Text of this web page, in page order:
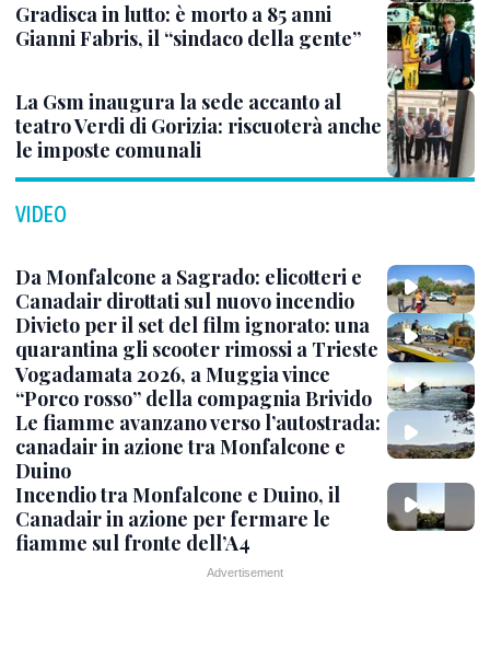
Gradisca in lutto: è morto a 85 anni
Gianni Fabris, il “sindaco della gente”
La Gsm inaugura la sede accanto al
teatro Verdi di Gorizia: riscuoterà anche
le imposte comunali
VIDEO
Da Monfalcone a Sagrado: elicotteri e
Canadair dirottati sul nuovo incendio
Divieto per il set del film ignorato: una
quarantina gli scooter rimossi a Trieste
Vogadamata 2026, a Muggia vince
“Porco rosso” della compagnia Brivido
Le fiamme avanzano verso l’autostrada:
canadair in azione tra Monfalcone e
Duino
Incendio tra Monfalcone e Duino, il
Canadair in azione per fermare le
fiamme sul fronte dell’A4